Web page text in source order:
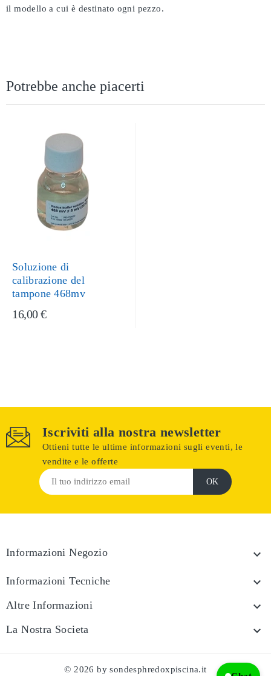
il modello a cui è destinato ogni pezzo.
Potrebbe anche piacerti
Soluzione di
calibrazione del
tampone 468mv
16,00 €
Iscriviti alla nostra newsletter
Ottieni tutte le ultime informazioni sugli eventi, le
vendite e le offerte
Informazioni Negozio 
Informazioni Tecniche 
Altre Informazioni 
La Nostra Societa 
© 2026 by sondesphredoxpiscina.it